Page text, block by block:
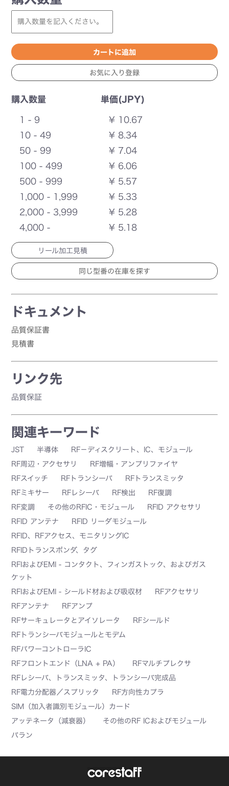
購入数量 単価(JPY)
1 - 9
¥ 10.67
10 - 49
¥ 8.34
50 - 99
¥ 7.04
100 - 499
¥ 6.06
500 - 999
¥ 5.57
1,000 - 1,999
¥ 5.33
2,000 - 3,999
¥ 5.28
4,000 -
¥ 5.18
リール加工見積
ドキュメント
品質保証書
見積書
リンク先
品質保証
関連キーワード
JST 半導体
RF－ディスクリート、IC、モジュール
RF周辺・アクセサリ
RF増幅・アンプリファイヤ
RFスイッチ
RFトランシーバ
RFトランスミッタ
RFミキサー
RFレシーバ RF検出
RF復調
RF変調
その他のRFIC・モジュール
RFID アクセサリ
RFID アンテナ
RFID リーダモジュール
RFID、RFアクセス、モニタリングIC
RFIDトランスポンダ、タグ
RFIおよびEMI - コンタクト、フィンガストック、およびガス
ケット
RFIおよびEMI - シールド材および吸収材
RFアクセサリ
RFアンテナ
RFアンプ
RFサーキュレータとアイソレータ
RFシールド
RFトランシーバモジュールとモデム
RFパワーコントローラIC
RFフロントエンド（LNA + PA）
RFマルチプレクサ
RFレシーバ、トランスミッタ、トランシーバ完成品
RF電力分配器／スプリッタ
RF方向性カプラ
SIM（加入者識別モジュール）カード
アッテネータ（減衰器）
その他のRF ICおよびモジュール
バラン